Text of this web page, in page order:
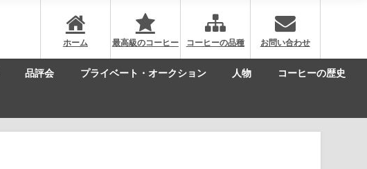
ホーム 最高級のコーヒー コーヒーの品種 お問い合わせ
品評会 プライベート・オークション 人物 コーヒーの歴史